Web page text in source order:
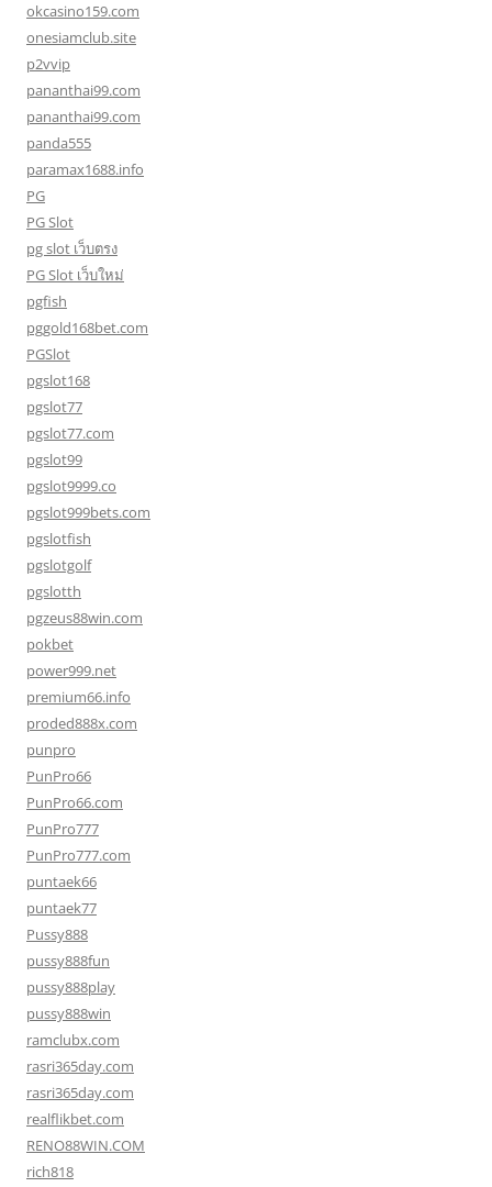
okcasino159.com
onesiamclub.site
p2vvip
pananthai99.com
pananthai99.com
panda555
paramax1688.info
PG
PG Slot
pg slot เว็บตรง
PG Slot เว็บใหม่
pgfish
pggold168bet.com
PGSlot
pgslot168
pgslot77
pgslot77.com
pgslot99
pgslot9999.co
pgslot999bets.com
pgslotfish
pgslotgolf
pgslotth
pgzeus88win.com
pokbet
power999.net
premium66.info
proded888x.com
punpro
PunPro66
PunPro66.com
PunPro777
PunPro777.com
puntaek66
puntaek77
Pussy888
pussy888fun
pussy888play
pussy888win
ramclubx.com
rasri365day.com
rasri365day.com
realflikbet.com
RENO88WIN.COM
rich818